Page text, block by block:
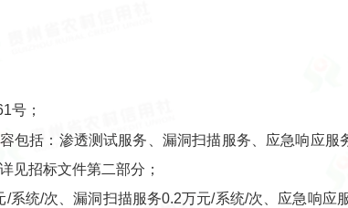
号；
包括：渗透测试服务、漏洞扫描服务、应急响应服
见招标文件第二部分；
/系统/次、漏洞扫描服务0.2万元/系统/次、应急响应